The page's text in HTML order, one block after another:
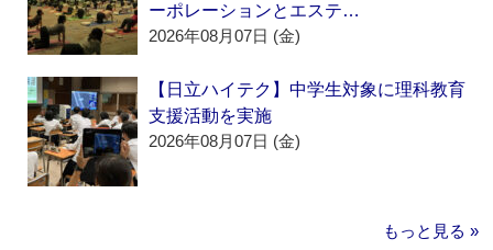
ーポレーションとエステ…
2026年08月07日 (金)
【日立ハイテク】中学生対象に理科教育
支援活動を実施
2026年08月07日 (金)
もっと見る »